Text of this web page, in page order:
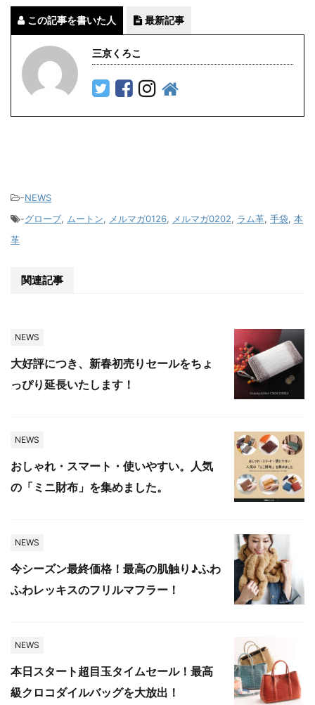
この記事を書いた人 最新記事
三京くろこ
-NEWS
-グローブ, ムートン, メルマガ0126, メルマガ0202, ラム革, 手袋, 本
革
関連記事
NEWS
大好評につき、新春初売りセールをちょ
っぴり延長いたします！
NEWS
おしゃれ・スマート・使いやすい。人気
の「ミニ財布」を集めました。
NEWS
今シーズン最終価格！最高の肌触り♪ふわ
ふわレッキスのフリルマフラー！
NEWS
本日スタート超目玉タイムセール！最高
級クロコダイルバッグを大放出！